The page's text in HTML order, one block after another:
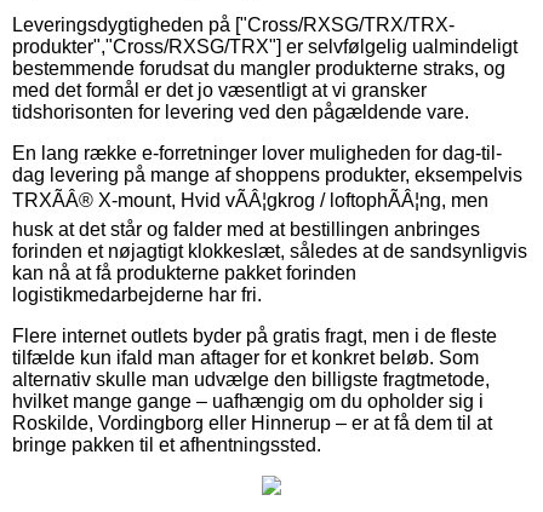
Leveringsdygtigheden på ["Cross/RXSG/TRX/TRX-
produkter","Cross/RXSG/TRX"] er selvfølgelig ualmindeligt
bestemmende forudsat du mangler produkterne straks, og
med det formål er det jo væsentligt at vi gransker
tidshorisonten for levering ved den pågældende vare.
En lang række e-forretninger lover muligheden for dag-til-
dag levering på mange af shoppens produkter, eksempelvis
TRXÃÂ® X-mount, Hvid vÃÂ¦gkrog / loftophÃÂ¦ng, men
husk at det står og falder med at bestillingen anbringes
forinden et nøjagtigt klokkeslæt, således at de sandsynligvis
kan nå at få produkterne pakket forinden
logistikmedarbejderne har fri.
Flere internet outlets byder på gratis fragt, men i de fleste
tilfælde kun ifald man aftager for et konkret beløb. Som
alternativ skulle man udvælge den billigste fragtmetode,
hvilket mange gange – uafhængig om du opholder sig i
Roskilde, Vordingborg eller Hinnerup – er at få dem til at
bringe pakken til et afhentningssted.